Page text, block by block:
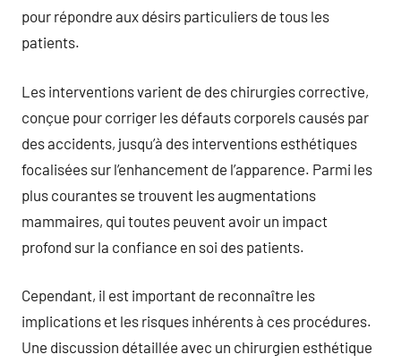
pour répondre aux désirs particuliers de tous les
patients.
Les interventions varient de des chirurgies corrective,
conçue pour corriger les défauts corporels causés par
des accidents, jusqu’à des interventions esthétiques
focalisées sur l’enhancement de l’apparence. Parmi les
plus courantes se trouvent les augmentations
mammaires, qui toutes peuvent avoir un impact
profond sur la confiance en soi des patients.
Cependant, il est important de reconnaître les
implications et les risques inhérents à ces procédures.
Une discussion détaillée avec un chirurgien esthétique